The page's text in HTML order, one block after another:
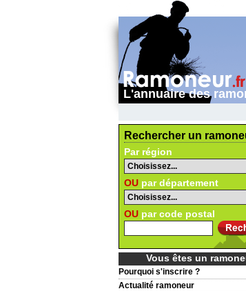
L'annuaire des
Rechercher un
Par région
OU par département
OU par code postal
Vous êtes un
Pourquoi s'inscrire ?
Actualité ramoneur